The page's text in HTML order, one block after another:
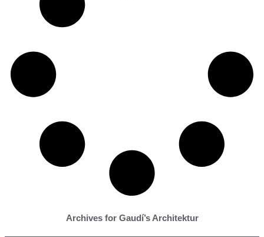
Archives for Gaudí’s Architektur